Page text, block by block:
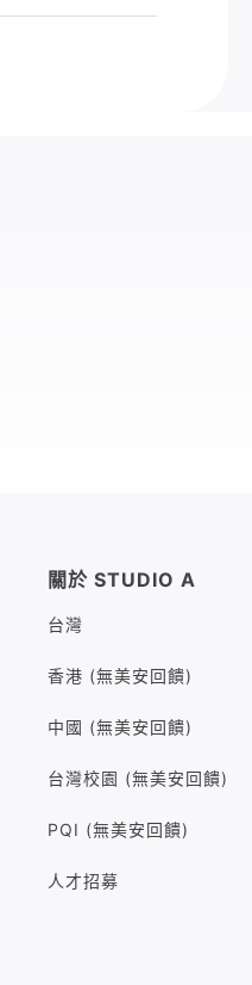
關於 STUDIO A
台灣
香港 (無美安回饋)
中國 (無美安回饋)
台灣校園 (無美安回饋)
PQI (無美安回饋)
人才招募